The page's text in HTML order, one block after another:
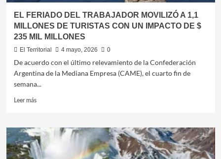
EL FERIADO DEL TRABAJADOR MOVILIZÓ A 1,1
MILLONES DE TURISTAS CON UN IMPACTO DE $
235 MIL MILLONES
El Territorial 4 mayo, 2026 0
De acuerdo con el último relevamiento de la Confederación
Argentina de la Mediana Empresa (CAME), el cuarto fin de
semana...
Leer másLeer
EL
FERIADO
DEL
TRABAJADOR